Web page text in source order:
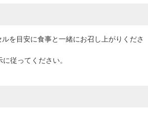
を目安に食事と一緒にお召し上がりくださ
従ってください。